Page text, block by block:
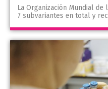
La Organización Mundial
7 subvariantes en total y